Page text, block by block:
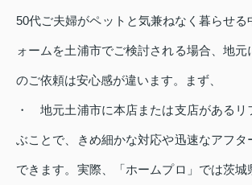
50代ご夫婦がペットと気兼ねなく暮らせる
ォームを土浦市でご検討される場合、地
のご依頼は安心感が違います。まず、
・ 地元土浦市に本店または支店があるリ
ぶことで、きめ細かな対応や迅速なアフタ
できます。実際、「ホームプロ」では茨城